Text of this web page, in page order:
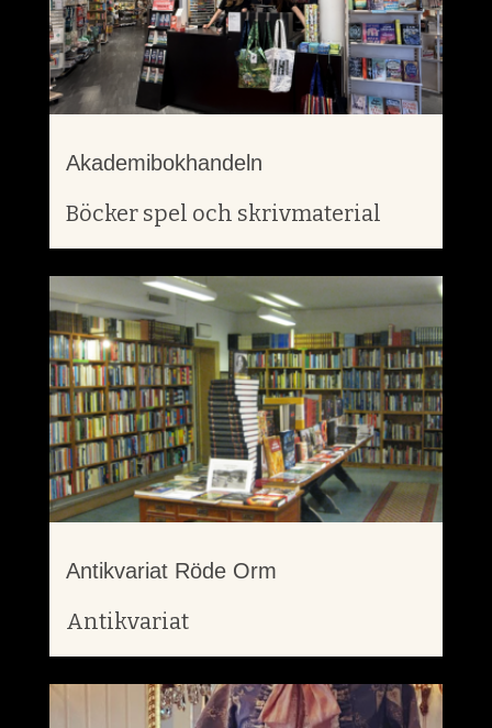
Akademibokhandeln
Böcker spel och skrivmaterial
Antikvariat Röde Orm
Antikvariat